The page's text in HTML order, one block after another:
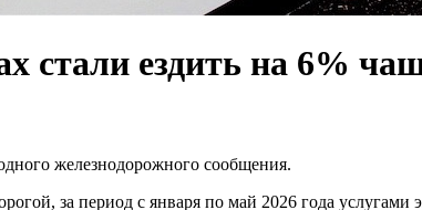
стали ездить на 6%
железнодорожного сообщения.
за период с января по май 2026 года услугами